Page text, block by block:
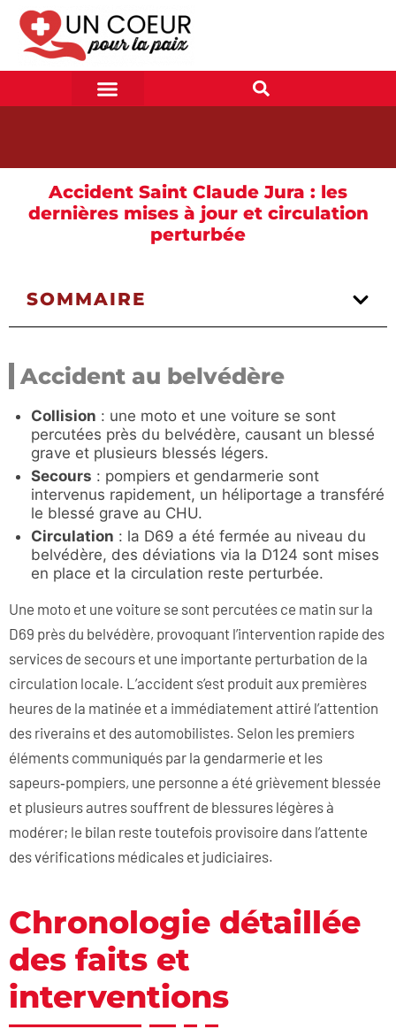
Accident Saint Claude Jura : les
dernières mises à jour et circulation
perturbée
SOMMAIRE
Accident au belvédère
Collision : une moto et une voiture se sont
percutées près du belvédère, causant un blessé
grave et plusieurs blessés légers.
Secours : pompiers et gendarmerie sont
intervenus rapidement, un héliportage a transféré
le blessé grave au CHU.
Circulation : la D69 a été fermée au niveau du
belvédère, des déviations via la D124 sont mises
en place et la circulation reste perturbée.
Une moto et une voiture se sont percutées ce matin sur la
D69 près du belvédère, provoquant l’intervention rapide des
services de secours et une importante perturbation de la
circulation locale. L’accident s’est produit aux premières
heures de la matinée et a immédiatement attiré l’attention
des riverains et des automobilistes. Selon les premiers
éléments communiqués par la gendarmerie et les
sapeurs‑pompiers, une personne a été grièvement blessée
et plusieurs autres souffrent de blessures légères à
modérer; le bilan reste toutefois provisoire dans l’attente
des vérifications médicales et judiciaires.
Chronologie détaillée
des faits et
interventions